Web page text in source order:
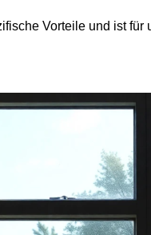
Vorteile und ist